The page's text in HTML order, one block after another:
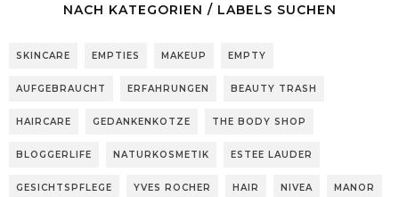
NACH KATEGORIEN / LABELS SUCHEN
SKINCARE EMPTIES MAKEUP EMPTY
AUFGEBRAUCHT ERFAHRUNGEN BEAUTY TRASH
HAIRCARE GEDANKENKOTZE THE BODY SHOP
BLOGGERLIFE NATURKOSMETIK ESTEE LAUDER
GESICHTSPFLEGE YVES ROCHER HAIR NIVEA MANOR